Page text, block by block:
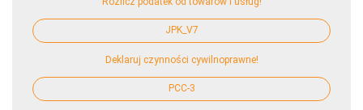
JPK_V7
Deklaruj czynności cywilnoprawne!
PCC-3